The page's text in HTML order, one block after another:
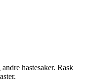
hastesaker. Rask